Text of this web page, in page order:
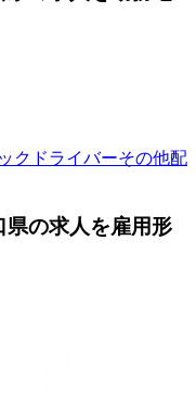
クドライバーその他配
県の求人を雇用形